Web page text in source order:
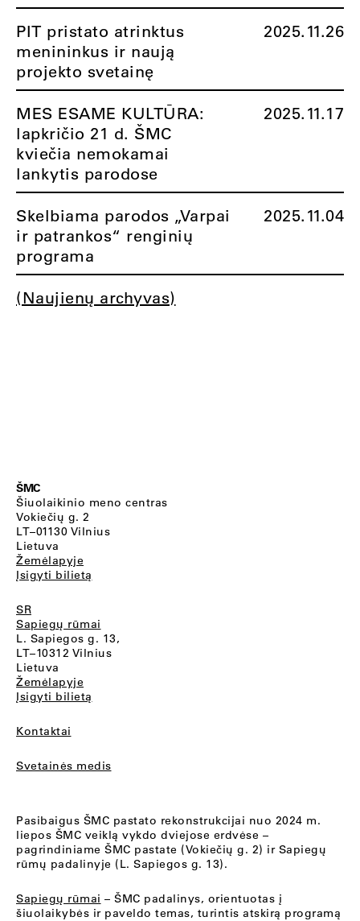
PIT pristato atrinktus
menininkus ir naują
projekto svetainę
2025.11.26
MES ESAME KULTŪRA:
lapkričio 21 d. ŠMC
kviečia nemokamai
lankytis parodose
2025.11.17
Skelbiama parodos „Varpai
ir patrankos“ renginių
programa
2025.11.04
(Naujienų archyvas)
ŠMC
Šiuolaikinio meno centras
Vokiečių g. 2
LT–01130 Vilnius
Lietuva
Žemėlapyje
Įsigyti bilietą
SR
Sapiegų rūmai
L. Sapiegos g. 13,
LT–10312 Vilnius
Lietuva
Žemėlapyje
Įsigyti bilietą
Kontaktai
Svetainės medis
Pasibaigus ŠMC pastato rekonstrukcijai nuo 2024 m.
liepos ŠMC veiklą vykdo dviejose erdvėse –
pagrindiniame ŠMC pastate (Vokiečių g. 2) ir Sapiegų
rūmų padalinyje (L. Sapiegos g. 13).
Sapiegų rūmai – ŠMC padalinys, orientuotas į
šiuolaikybės ir paveldo temas, turintis atskirą programą